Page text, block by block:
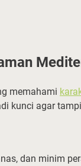
memahami
kunci agar
dan minim